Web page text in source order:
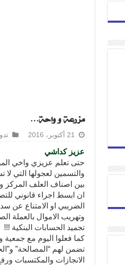
مزرعة و واحة…
21 أكتوبر، 2016
عزيز كداشي
حتى تعلم عزيزي واخي
والتسمين لعجولها التي
بين اصناف العلف
ان ابسط اجراء قانوني
الضريبي او الامتناع عن
وتهريب الاموال بالعملة
تجميد الحسابات البنكية !!!
كما فعلوا اليوم مع جمعية
تضمن لهم “المصالحة”
الانجازات والمكتسبات